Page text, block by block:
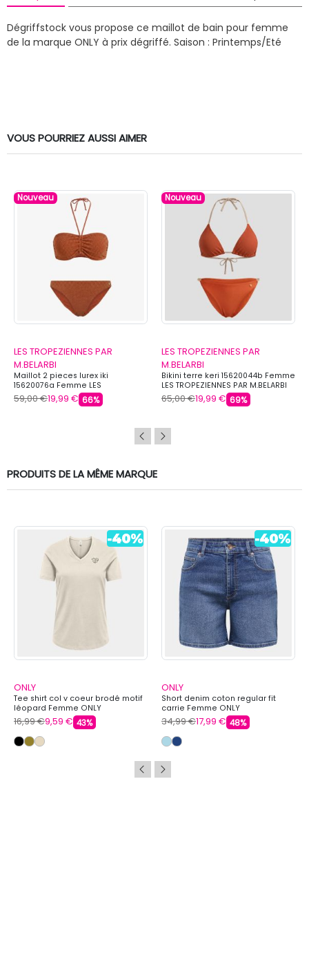
Dégriffstock vous propose ce maillot de bain pour femme
de la marque ONLY à prix dégriffé. Saison : Printemps/Eté
VOUS POURRIEZ AUSSI AIMER
Nouveau
LES TROPEZIENNES PAR
M.BELARBI
Maillot 2 pieces lurex iki
15620076a Femme LES
TROPEZIENNES PAR M.BELARBI
59,00 €19,99 € 66%
Nouveau
LES TROPEZIENNES PAR
M.BELARBI
Bikini terre keri 15620044b Femme
LES TROPEZIENNES PAR M.BELARBI
65,00 €19,99 € 69%
PRODUITS DE LA MÊME MARQUE
ONLY
Tee shirt col v coeur brodé motif
léopard Femme ONLY
16,99 €9,59 € 43%
ONLY
Short denim coton regular fit
carrie Femme ONLY
34,99 €17,99 € 48%